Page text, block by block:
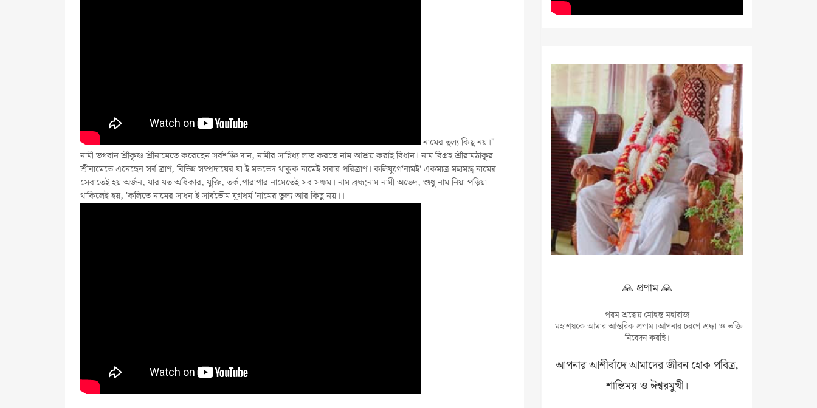
নামের তুল্য কিছু নয়।"
নামী ভগবান শ্রীকৃষ্ণ শ্রীনামেতে করেছেন সর্বশক্তি দান, নামীর সান্নিধ্য লাভ করতে নাম আশ্রয় করাই বিধান। নাম বিগ্রহ শ্রীরামঠাকুর
শ্রীনামেতে এনেছেন সর্ব ত্রাণ, বিভিন্ন সম্প্রদায়ের যা ই মতভেদ থাকুক নামেই সবার পরিত্রাণ। কলিযুগে'নামই' একমাত্র মহামন্ত্র নামের
সেবাতেই হয় অর্জন, যার যত অধিকার, যুক্তি, তর্ক,পারাপার নামেতেই সব সক্ষম। নাম ব্রহ্ম;নাম নামী অভেদ, শুধু নাম নিয়া পড়িয়া
থাকিলেই হয়, 'কলিতে নামের সাধন ই সার্বভৌম যুগধর্ম 'নামের তুল্য আর কিছু নয়।।
🙏 প্রণাম 🙏
পরম শ্রদ্ধেয় মোহন্ত মহারাজ
মহাশয়কে আমার আন্তরিক প্রণাম।আপনার চরণে শ্রদ্ধা ও ভক্তি
নিবেদন করছি।
আপনার আশীর্বাদে আমাদের জীবন হোক পবিত্র,
শান্তিময় ও ঈশ্বরমুখী।